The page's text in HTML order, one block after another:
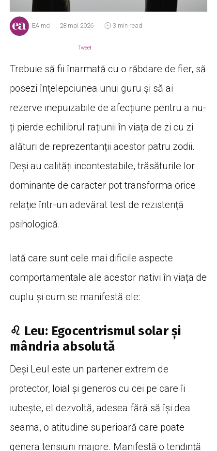
EA.md 28 mai 2026 3 min read
Tweet
Trebuie să fii înarmată cu o răbdare de fier, să
posezi înțelepciunea unui guru și să ai
rezerve inepuizabile de afecțiune pentru a nu-
ți pierde echilibrul rațiunii în viața de zi cu zi
alături de reprezentanții acestor patru zodii.
Deși au calități incontestabile, trăsăturile lor
dominante de caracter pot transforma orice
relație într-un adevărat test de rezistență
psihologică.
Iată care sunt cele mai dificile aspecte
comportamentale ale acestor nativi în viața de
cuplu și cum se manifestă ele:
♌ Leu: Egocentrismul solar și
mândria absolută
Deși Leul este un partener extrem de
protector, loial și generos cu cei pe care îi
iubește, el dezvoltă, adesea fără să își dea
seama, o atitudine superioară care poate
genera tensiuni majore. Manifestă o tendință